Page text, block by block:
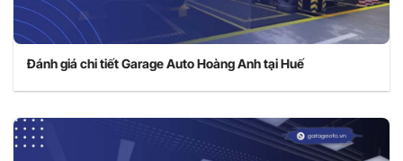
Đánh giá chi tiết Garage Auto Hoàng Anh tại Huế